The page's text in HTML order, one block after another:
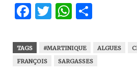
Facebook
Twitter
TAGS #MARTINIQUE ALGUES
FRANÇOIS
SARGASSES